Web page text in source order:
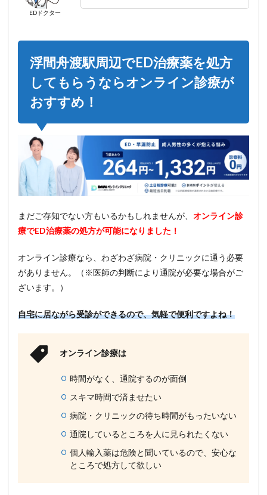
EDドクター
浮間舟渡駅周辺でED治療薬を処方
してもらうならオンライン診療が
おすすめ！
まだご存知でない方もいるかもしれませんが、 オンライン診
療でED治療薬の処方が可能になりました！
オンライン診療なら、わざわざ病院・クリニックに通う必要
がありません。（※医師の判断により通院が必要な場合がご
ざいます。）
自宅に居ながら受診ができるので、気軽で便利ですよね！
オンライン診療は
時間がなく、通院するのが面倒
スキマ時間で済ませたい
病院・クリニックの待ち時間がもったいない
通院しているところを人に見られたくない
個人輸入薬は危険と聞いているので、安心な
ところで処方して欲しい